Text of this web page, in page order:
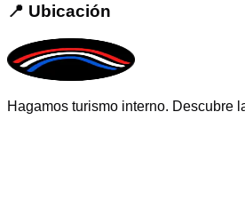
📍 Ubicación
Hagamos turismo interno. Descubre